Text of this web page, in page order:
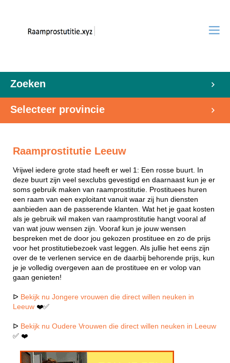
Zoeken
Selecteer provincie
Raamprostitutie Leeuw
Vrijwel iedere grote stad heeft er wel 1: Een rosse buurt. In
deze buurt zijn veel sexclubs gevestigd en daarnaast kun je er
soms gebruik maken van raamprostitutie. Prostituees huren
een raam van een exploitant vanuit waar zij hun diensten
aanbieden aan de passerende klanten. Wat het je gaat kosten
als je gebruik wil maken van raamprostitutie hangt vooral af
van wat jouw wensen zijn. Vooraf kun je jouw wensen
bespreken met de door jou gekozen prostituee en zo de prijs
voor het prostitutiebezoek vast leggen. Als jullie het eens zijn
over de te verlenen service en de daarbij behorende prijs, kun
je je volledig overgeven aan de prostituee en er volop van
gaan genieten!
ᐅ Bekijk nu Jongere vrouwen die direct willen neuken in
Leeuw ❤️✅
ᐅ Bekijk nu Oudere Vrouwen die direct willen neuken in Leeuw
✅ ❤️